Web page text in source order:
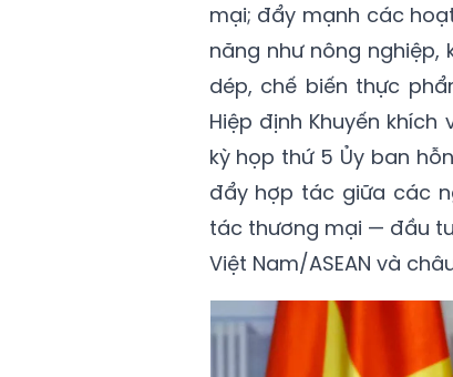
mại; đẩy mạnh các
năng như nông nghiệp,
dép, chế biến thực
Hiệp định Khuyến
kỳ họp thứ 5 Ủy ban
đẩy hợp tác giữa các
tác thương mại — đầu
Việt Nam/ASEAN và